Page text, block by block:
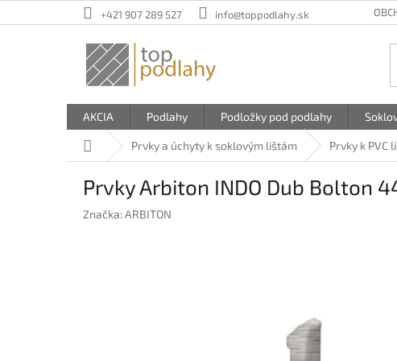
na
+421 907 289 527 info@toppodlahy.sk
AKCIA Podlahy Podložky pod podlahy
DomovPrvky a úchyty k soklovým lištám Prvky k PVC
Prvky Arbiton INDO Dub Bolton
Značka:ARBITON